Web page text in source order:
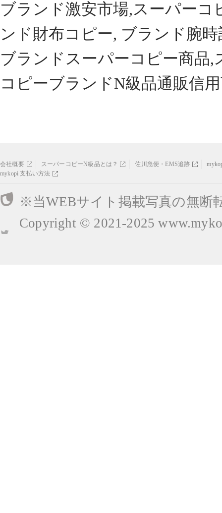
ブランド激安市場,スーパー
ンド財布コピー, ブランド腕
ブランドスーパーコピー商品
コピーブランドN級品通販信
会社概要 スーパーコピーN級品とは？ 佐川急便・EMS追跡
mykopi 支払い方法
※当WEBサイト掲載写真の無断
Copyright © 2021-2025